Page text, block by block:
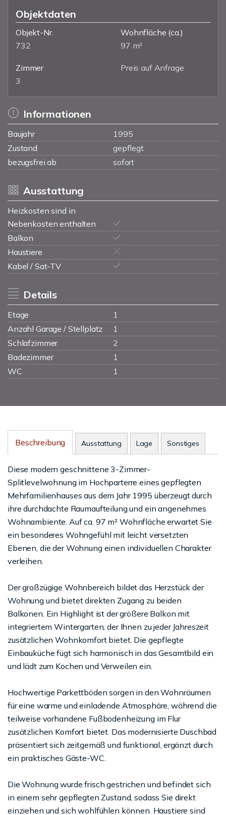
Objektdaten
Objekt-Nr.
732
Wohnfläche (ca.)
97 m²
Zimmer
3
Preis auf Anfrage
Informationen
Baujahr
1995
Zustand
gepflegt
bezugsfrei ab
sofort
Ausstattung
Heizkosten sind in
Nebenkosten enthalten
Balkon
Haustiere
Kabel / Sat-TV
Details
Etage
1
Anzahl Garage / Stellplatz
1
Schlafzimmer
2
Badezimmer
1
WC
1
Beschreibung Ausstattung Lage Sonstiges
Diese modern geschnittene 3-Zimmer-
Splitlevelwohnung im Hochparterre eines gepflegten
Mehrfamilienhauses aus dem Jahr 1995 überzeugt durch
ihre durchdachte Raumaufteilung und ein angenehmes
Wohnambiente. Auf ca. 97 m² Wohnfläche erwartet Sie
ein besonderes Wohngefühl mit leicht versetzten
Ebenen, die der Wohnung einen individuellen Charakter
verleihen.
Der großzügige Wohnbereich bildet das Herzstück der
Wohnung und bietet direkten Zugang zu beiden
Balkonen. Ein Highlight ist der größere Balkon mit
integriertem Wintergarten, der Ihnen zu jeder Jahreszeit
zusätzlichen Wohnkomfort bietet. Die gepflegte
Einbauküche fügt sich harmonisch in das Gesamtbild ein
und lädt zum Kochen und Verweilen ein.
Hochwertige Parkettböden sorgen in den Wohnräumen
für eine warme und einladende Atmosphäre, während die
teilweise vorhandene Fußbodenheizung im Flur
zusätzlichen Komfort bietet. Das modernisierte Duschbad
präsentiert sich zeitgemäß und funktional, ergänzt durch
ein praktisches Gäste-WC.
Die Wohnung wurde frisch gestrichen und befindet sich
in einem sehr gepflegten Zustand, sodass Sie direkt
einziehen und sich wohlfühlen können. Haustiere sind